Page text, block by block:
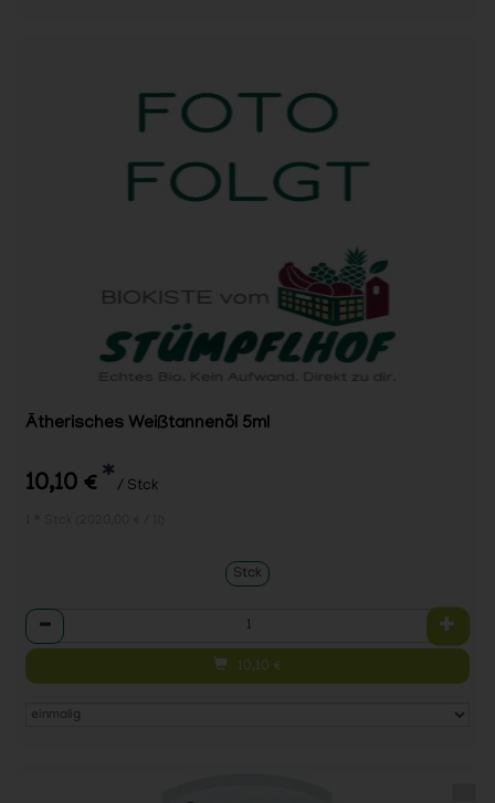
Ätherisches Weißtannenöl 5ml
10,10 € * / Stck
Stck
Anzahl
10,10 €